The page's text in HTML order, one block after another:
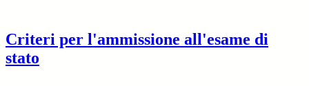
Criteri per l'ammissione all'esame di
stato